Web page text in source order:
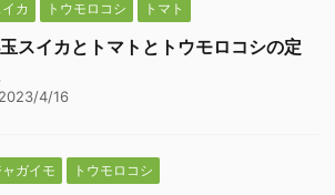
イカ トウモロコシ トマト
スイカとトマトとトウモロコシの定
2023/4/16
ャガイモ トウモロコシ